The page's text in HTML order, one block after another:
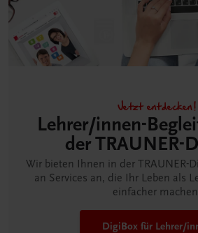
Jetzt entdecken!
Lehrer/innen-
der TRAUNER-
Wir bieten Ihnen in der TRAUNER-
an Services an, die Ihr Leben als
einfacher
DigiBox für Lehrer/